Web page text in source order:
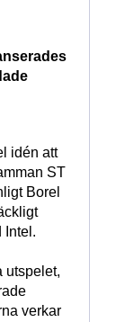
idén att
ST
Borel
Intel.
utspelet,
verkar